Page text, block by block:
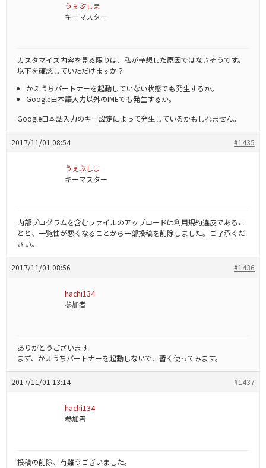
うぇぶしま
キーマスター
カスタマイズ内容を見る限りは、私が予想した原因ではなさそうです。
以下を確認していただけますか？
かえうちパートナーを起動していない状態でも発生するか。
Google日本語入力以外のIMEでも発生するか。
Google日本語入力のキー設定によって発生しているかもしれません。
2017/11/01 08:54 #1435
うぇぶしま
キーマスター
内部プログラムを含むファイルのアップロードは利用規約違反であるこ
とと、一覧性が悪くなることから一部投稿を削除しました。ご了承くだ
さい。
2017/11/01 08:56 #1436
hachi134
参加者
ありがとうございます。
まず、かえうちパートナーを起動しないで、暫く使ってみます。
2017/11/01 13:14 #1437
hachi134
参加者
投稿の削除、有難うございました。